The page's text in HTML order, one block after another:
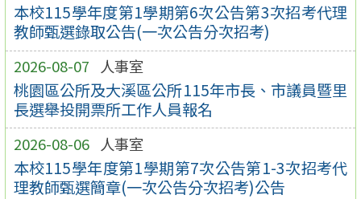
本校115學年度第1學期第6次公告第3次招考代理
教師甄選錄取公告(一次公告分次招考)
2026-08-07 人事室
桃園區公所及大溪區公所115年市長、市議員暨里
長選舉投開票所工作人員報名
2026-08-06 人事室
本校115學年度第1學期第7次公告第1-3次招考代
理教師甄選簡章(一次公告分次招考)公告